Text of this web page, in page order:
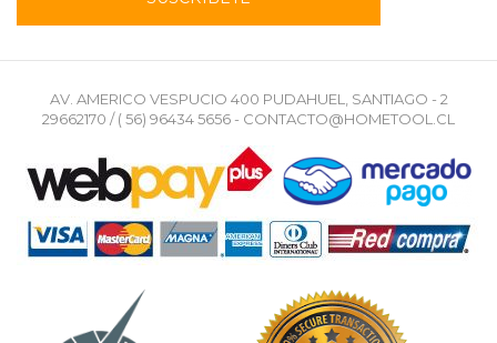
AV. AMERICO VESPUCIO 400 PUDAHUEL, SANTIAGO - 2
29662170 / ( 56) 96434 5656 - CONTACTO@HOMETOOL.CL